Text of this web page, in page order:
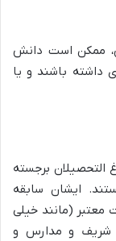
ممکن است دانش
داشته باشند و یا
التحصیلان برجسته
ایشان سابقه
معتبر (مانند خیلی
شریف و مدارس و